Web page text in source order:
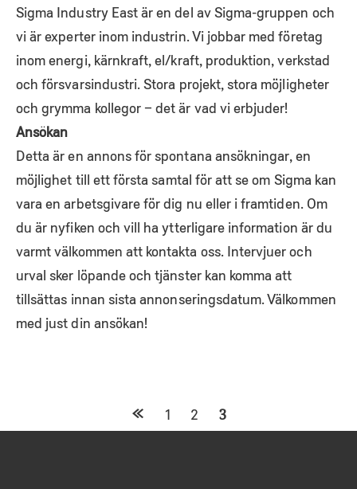
Sigma Industry East är en del av Sigma-gruppen och
vi är experter inom industrin. Vi jobbar med företag
inom energi, kärnkraft, el/kraft, produktion, verkstad
och försvarsindustri. Stora projekt, stora möjligheter
och grymma kollegor – det är vad vi erbjuder!
Ansökan
Detta är en annons för spontana ansökningar, en
möjlighet till ett första samtal för att se om Sigma kan
vara en arbetsgivare för dig nu eller i framtiden. Om
du är nyfiken och vill ha ytterligare information är du
varmt välkommen att kontakta oss. Intervjuer och
urval sker löpande och tjänster kan komma att
tillsättas innan sista annonseringsdatum. Välkommen
med just din ansökan!
1 2 3